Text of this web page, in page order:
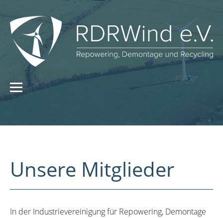
Unsere Mitglieder
In der Industrievereinigung für Repowering, Demontage